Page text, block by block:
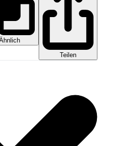
Teilen